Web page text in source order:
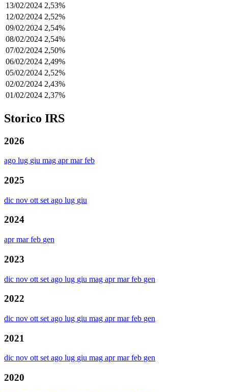
13/02/2024 2,53%
12/02/2024 2,52%
09/02/2024 2,54%
08/02/2024 2,54%
07/02/2024 2,50%
06/02/2024 2,49%
05/02/2024 2,52%
02/02/2024 2,43%
01/02/2024 2,37%
Storico IRS
2026
ago lug giu mag aprmarfeb
2025
dic nov ott set ago lug giu
2024
aprmarfeb gen
2023
dic nov ott set ago lug giu mag aprmarfeb gen
2022
dic nov ott set ago lug giu mag aprmarfeb gen
2021
dic nov ottsetago lug giu mag aprmarfeb gen
2020